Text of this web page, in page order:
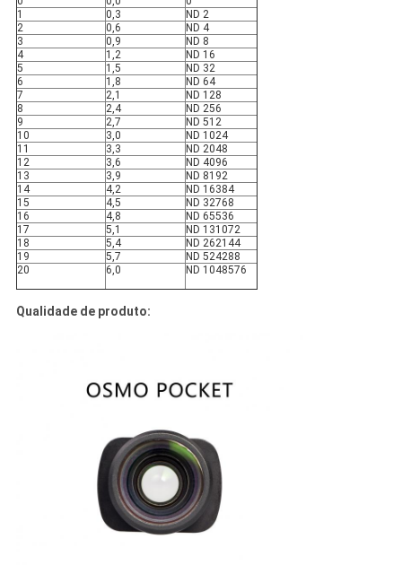
1
0,3
ND 2
2
0,6
ND 4
3
0,9
ND 8
4
1,2
ND 16
5
1,5
ND 32
6
1,8
ND 64
7
2,1
ND 128
8
2,4
ND 256
9
2,7
ND 512
10
3,0
ND 1024
11
3,3
ND 2048
12
3,6
ND 4096
13
3,9
ND 8192
14
4,2
ND 16384
15
4,5
ND 32768
16
4,8
ND 65536
17
5,1
ND 131072
18
5,4
ND 262144
19
5,7
ND 524288
20
6,0 ND 1048576
Qualidade de produto: